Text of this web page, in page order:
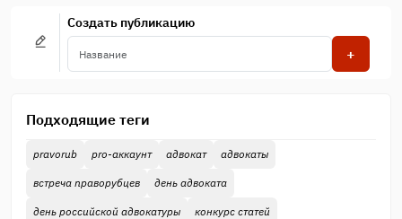
Создать публикацию
+
Подходящие теги
pravorub pro-аккаунт адвокат адвокаты
встреча праворубцев день адвоката
день российской адвокатуры конкурс статей